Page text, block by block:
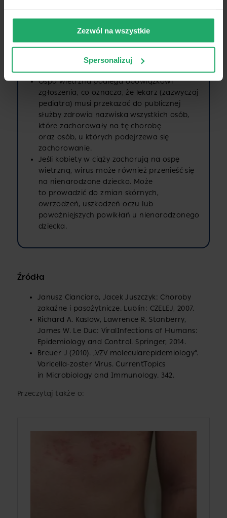
Zezwól na wszystkie
Spersonalizuj
Osoby chore powinny leczyć się w domu
i unikać kontaktu z innymi ludźmi,
szczególnie tymi z osłabioną odpornością.
Ospa wietrzna podlega obowiązkowi
zgłoszenia, co oznacza, że lekarz (zazwyczaj
pediatra) musi przekazać do publicznej
służby zdrowia nazwiska wszystkich osób,
które zachorowały na tę chorobę
oraz osób, u których podejrzewa się
zachorowanie.
Jeśli kobiety w ciąży zachorują na ospę
wietrzną, wirus może również przenieść się
na nienarodzone dziecko. Może
to prowadzić do zmian skórnych,
owrzodzeń, uszkodzeń oczu lub
poważniejszych powikłań u nienarodzonego
dziecka.
Źródła
Janusz Cianciara, Jacek Juszczyk: Choroby
zakaźne i pasożytnicze. Lublin: CZELEJ, 2007.
Richard A. Kaslow, Lawrence R. Stanberry,
James W. Le Duc: ViralInfections of Humans:
Epidemiology and Control. Springer, 2014.
Breuer J (2010). „VZV molecularepidemiology”.
Varicella-zoster Virus. CurrentTopics
in Microbiology and Immunology. 342.
Przeczytaj także o: